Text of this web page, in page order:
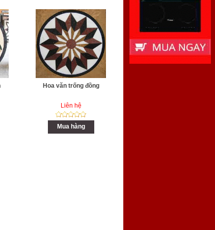
Hoa văn trống đồng
Liên hệ
Mua hàng